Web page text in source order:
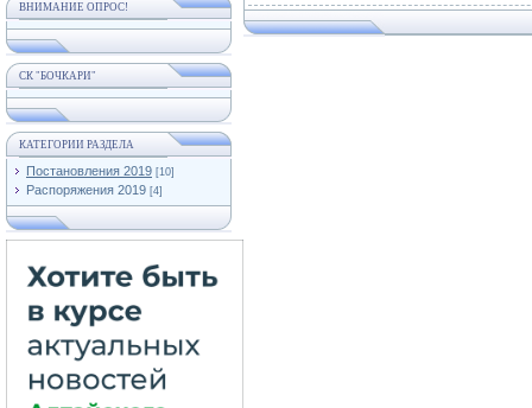
ВНИМАНИЕ ОПРОС!
СК "БОЧКАРИ"
КАТЕГОРИИ РАЗДЕЛА
Постановления 2019 [10]
Распоряжения 2019 [4]